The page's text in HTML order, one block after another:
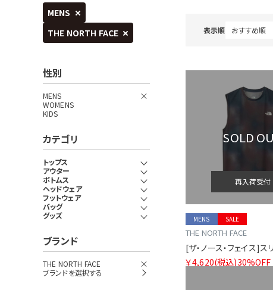
MENS
THE NORTH FACE
性別
MENS
WOMENS
KIDS
カテゴリ
トップス
アウター
ボトムス
ヘッドウェア
フットウェア
バッグ
グッズ
ブランド
THE NORTH FACE
ブランドを選択する
表示順
SOLD
再入荷受付
SALE
MENS
THE NORTH FACE
￥4,620(税込)30%OFF